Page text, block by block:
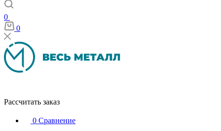
0
0
Рассчитать заказ
0 Сравнение